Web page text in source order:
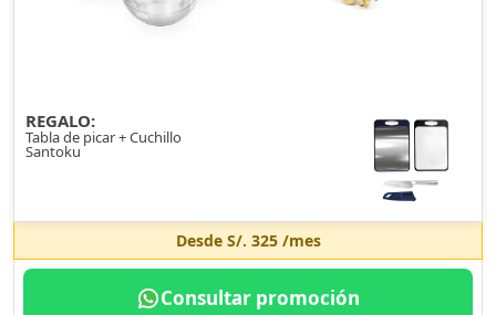
REGALO:
Tabla de picar + Cuchillo
Santoku
Desde S/. 325/mes
Consultar promoción